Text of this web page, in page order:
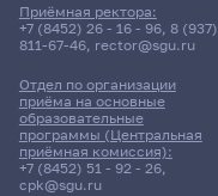
Приёмная ректора:
+7 (8452) 26 - 16 - 96, 8 (937)
811-67-46, rector@sgu.ru
Отдел по организации
приёма на основные
образовательные
программы (Центральная
приёмная комиссия):
+7 (8452) 51 - 92 - 26,
cpk@sgu.ru